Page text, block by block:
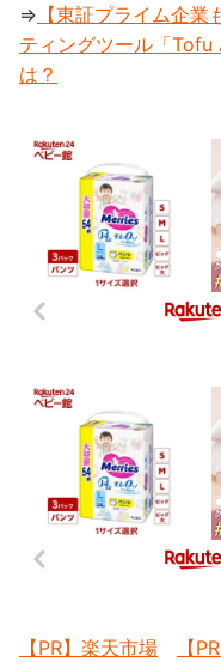
⇒ 【東証プライム企
ティングツール「
は？
【PR】楽天市場 【